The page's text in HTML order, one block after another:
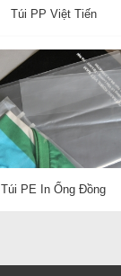
Túi PP Việt Tiến
Túi PE In Ống Đồng